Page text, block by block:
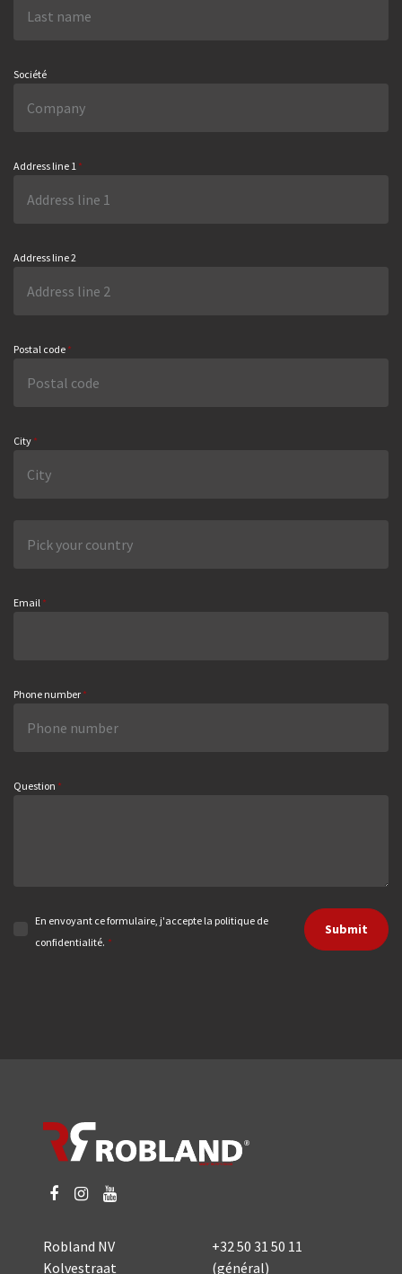
Société
Address line 1 *
Address line 2
Postal code *
City *
Email *
Phone number *
Question *
En envoyant ce formulaire, j'accepte la politique de
confidentialité. *
Submit
Robland NV
Kolvestraat
+32 50 31 50 11
(général)